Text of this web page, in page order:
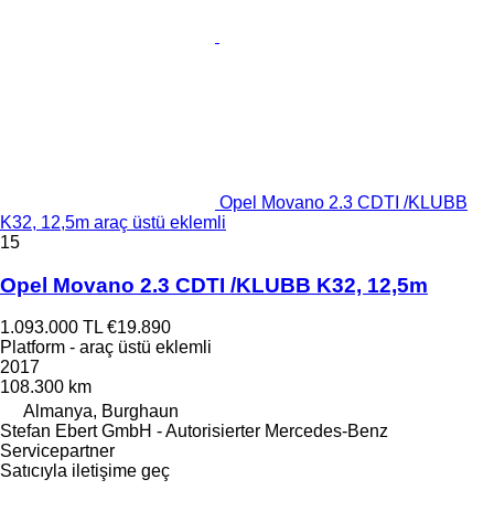
Opel Movano 2.3 CDTI /KLUBB
K32, 12,5m araç üstü eklemli
15
Opel Movano 2.3 CDTI /KLUBB K32, 12,5m
1.093.000 TL €19.890
Platform - araç üstü eklemli
2017
108.300 km
Almanya, Burghaun
Stefan Ebert GmbH - Autorisierter Mercedes-Benz
Servicepartner
Satıcıyla iletişime geç